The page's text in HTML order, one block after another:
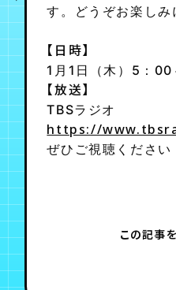
チケット
TICKET
す。どうぞお楽しみ
【日時】
1月1日（木）5：
【放送】
TBSラジオ
https://
ぜひご視聴ください
この記事